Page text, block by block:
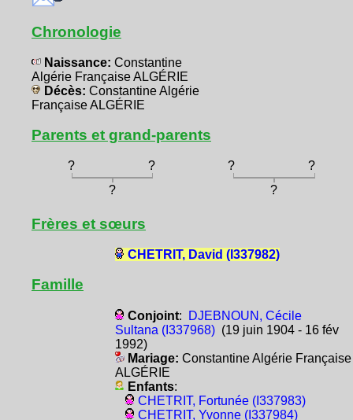
Chronologie
Naissance: Constantine
Algérie Française ALGÉRIE
Décès: Constantine Algérie
Française ALGÉRIE
Parents et grand-parents
? ? ?
?
?
?
Frères et sœurs
CHETRIT, David (I337982)
Famille
Conjoint:
DJEBNOUN, Cécile
Sultana (I337968)(19 juin 1904 - 16 fév
1992)
Mariage: Constantine Algérie Française
ALGÉRIE
Enfants:
CHETRIT, Fortunée (I337983)
CHETRIT, Yvonne (I337984)